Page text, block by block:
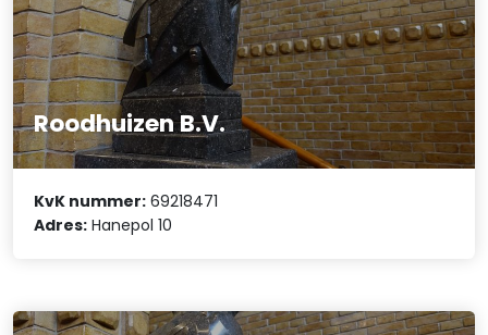
Roodhuizen B.V.
KvK nummer: 69218471
Adres: Hanepol 10